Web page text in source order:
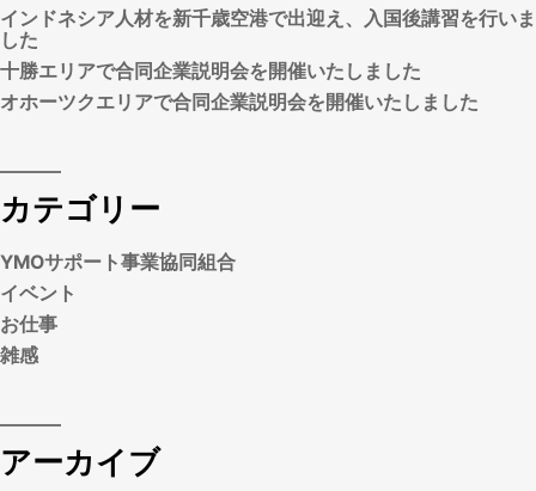
インドネシア人材を新千歳空港で出迎え、入国後講習を行いま
した
十勝エリアで合同企業説明会を開催いたしました
オホーツクエリアで合同企業説明会を開催いたしました
カテゴリー
YMOサポート事業協同組合
イベント
お仕事
雑感
アーカイブ